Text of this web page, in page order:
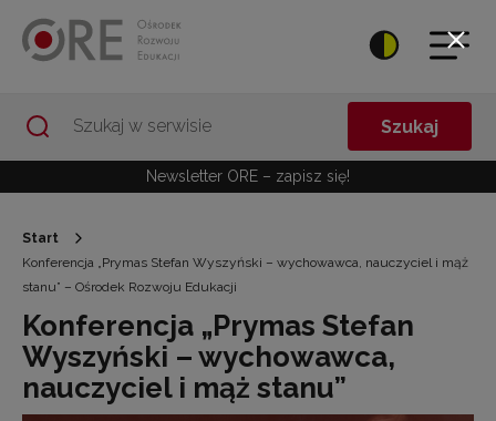
Szukaj
Newsletter ORE – zapisz się!
Start
Konferencja „Prymas Stefan Wyszyński – wychowawca, nauczyciel i mąż
stanu” – Ośrodek Rozwoju Edukacji
Konferencja „Prymas Stefan
Wyszyński – wychowawca,
nauczyciel i mąż stanu”